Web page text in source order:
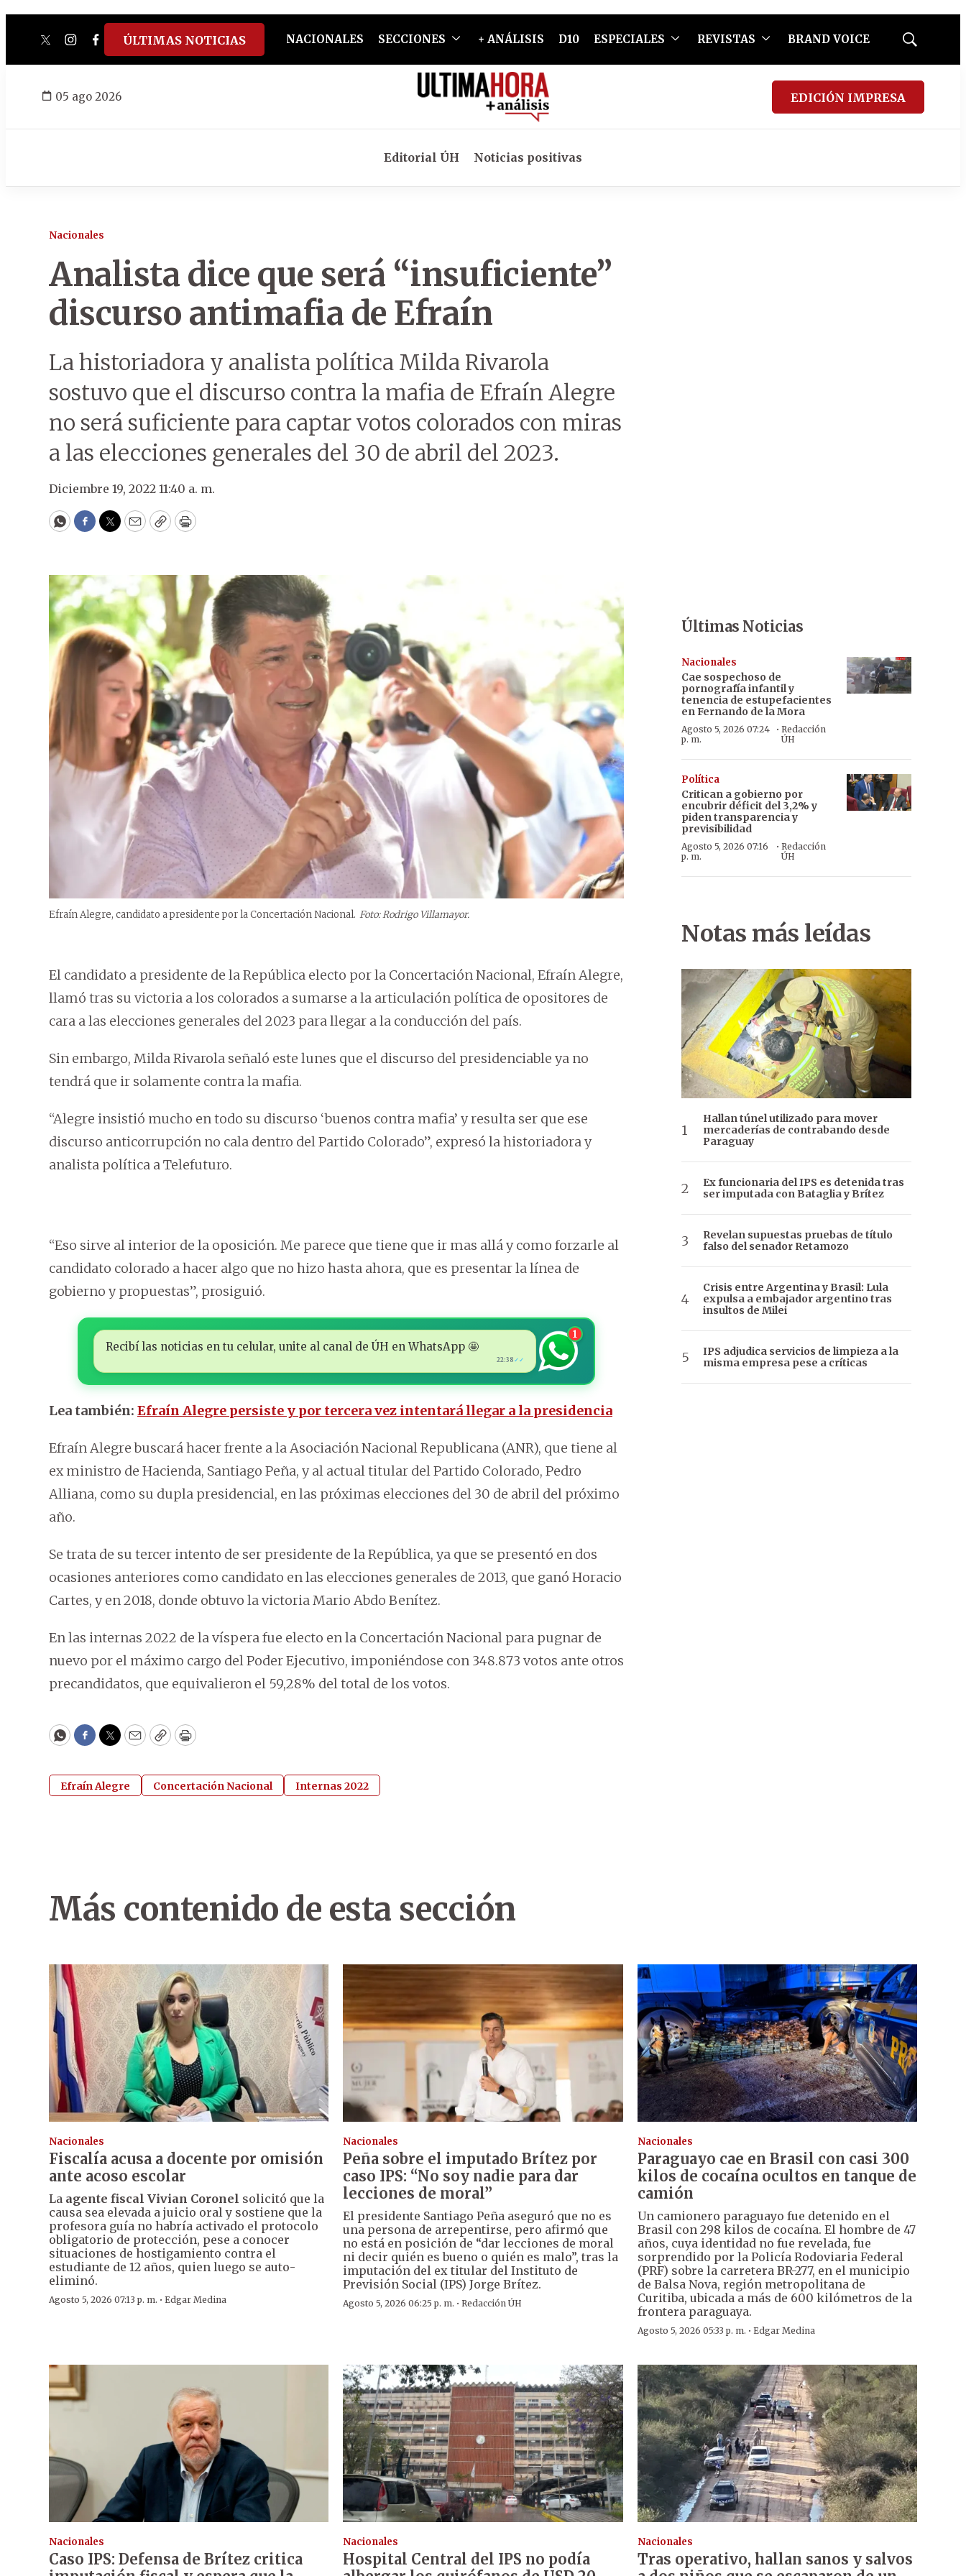
twitterinstagram
facebook
tiktokyoutube
spotify
ÚLTIMAS NOTICIAS NACIONALES SECCIONES + ANÁLISIS D10 ESPECIALES REVISTAS BRAND VOICE
Mostrar
05 ago 2026 EDICIÓN IMPRESA
Editorial ÚH Noticias positivas
Nacionales
Analista dice que será “insuficiente”
discurso antimafia de Efraín
La historiadora y analista política Milda Rivarola
sostuvo que el discurso contra la mafia de Efraín Alegre
no será suficiente para captar votos colorados con miras
a las elecciones generales del 30 de abril del 2023.
Diciembre 19, 2022 11:40 a. m.
WhatsApp
Facebook
Twitter
EmailCopyPrint
Efraín Alegre, candidato a presidente por la Concertación Nacional. Foto: Rodrigo Villamayor.
El candidato a presidente de la República electo por la Concertación Nacional, Efraín Alegre,
llamó tras su victoria a los colorados a sumarse a la articulación política de opositores de
cara a las elecciones generales del 2023 para llegar a la conducción del país.
Sin embargo, Milda Rivarola señaló este lunes que el discurso del presidenciable ya no
tendrá que ir solamente contra la mafia.
“Alegre insistió mucho en todo su discurso ‘buenos contra mafia’ y resulta ser que ese
discurso anticorrupción no cala dentro del Partido Colorado”, expresó la historiadora y
analista política a Telefuturo.
“Eso sirve al interior de la oposición. Me parece que tiene que ir mas allá y como forzarle al
candidato colorado a hacer algo que no hizo hasta ahora, que es presentar la línea de
gobierno y propuestas”, prosiguió.
Recibí las noticias en tu celular, unite al canal de ÚH en WhatsApp 🤩
22:38 ✓✓
1
Lea también: Efraín Alegre persiste y por tercera vez intentará llegar a la presidencia
Efraín Alegre buscará hacer frente a la Asociación Nacional Republicana (ANR), que tiene al
ex ministro de Hacienda, Santiago Peña, y al actual titular del Partido Colorado, Pedro
Alliana, como su dupla presidencial, en las próximas elecciones del 30 de abril del próximo
año.
Se trata de su tercer intento de ser presidente de la República, ya que se presentó en dos
ocasiones anteriores como candidato en las elecciones generales de 2013, que ganó Horacio
Cartes, y en 2018, donde obtuvo la victoria Mario Abdo Benítez.
En las internas 2022 de la víspera fue electo en la Concertación Nacional para pugnar de
nuevo por el máximo cargo del Poder Ejecutivo, imponiéndose con 348.873 votos ante otros
precandidatos, que equivalieron el 59,28% del total de los votos.
WhatsApp
Facebook
Twitter
EmailCopyPrint
Efraín Alegre Concertación Nacional Internas 2022
Últimas Noticias
Nacionales
Cae sospechoso de
pornografía infantil y
tenencia de estupefacientes
en Fernando de la Mora
Agosto 5, 2026 07:24
p. m.
·Redacción
ÚH
Política
Critican a gobierno por
encubrir déficit del 3,2% y
piden transparencia y
previsibilidad
Agosto 5, 2026 07:16
p. m.
· Redacción
ÚH
Notas más leídas
Hallan túnel utilizado para mover
mercaderías de contrabando desde
Paraguay
Ex funcionaria del IPS es detenida tras
ser imputada con Bataglia y Brítez
Revelan supuestas pruebas de título
falso del senador Retamozo
Crisis entre Argentina y Brasil: Lula
expulsa a embajador argentino tras
insultos de Milei
IPS adjudica servicios de limpieza a la
misma empresa pese a críticas
Más contenido de esta sección
Nacionales
Fiscalía acusa a docente por omisión
ante acoso escolar
La agente fiscal Vivian Coronel solicitó que la
causa sea elevada a juicio oral y sostiene que la
profesora guía no habría activado el protocolo
obligatorio de protección, pese a conocer
situaciones de hostigamiento contra el
estudiante de 12 años, quien luego se auto-
eliminó.
Agosto 5, 2026 07:13 p. m. · Edgar Medina
Nacionales
Peña sobre el imputado Brítez por
caso IPS: “No soy nadie para dar
lecciones de moral”
El presidente Santiago Peña aseguró que no es
una persona de arrepentirse, pero afirmó que
no está en posición de “dar lecciones de moral
ni decir quién es bueno o quién es malo”, tras la
imputación del ex titular del Instituto de
Previsión Social (IPS) Jorge Brítez.
Agosto 5, 2026 06:25 p. m. ·Redacción ÚH
Nacionales
Paraguayo cae en Brasil con casi 300
kilos de cocaína ocultos en tanque de
camión
Un camionero paraguayo fue detenido en el
Brasil con 298 kilos de cocaína. El hombre de 47
años, cuya identidad no fue revelada, fue
sorprendido por la Policía Rodoviaria Federal
(PRF) sobre la carretera BR-277, en el municipio
de Balsa Nova, región metropolitana de
Curitiba, ubicada a más de 600 kilómetros de la
frontera paraguaya.
Agosto 5, 2026 05:33 p. m. · Edgar Medina
Nacionales
Caso IPS: Defensa de Brítez critica
Nacionales
Hospital Central del IPS no podía
Nacionales
Tras operativo, hallan sanos y salvos